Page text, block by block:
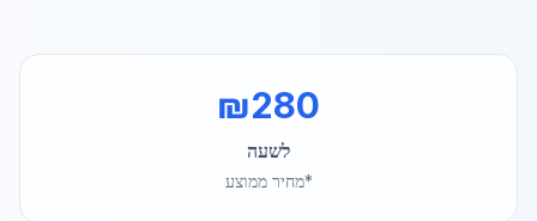
₪280
לשעה
*מחיר ממוצע